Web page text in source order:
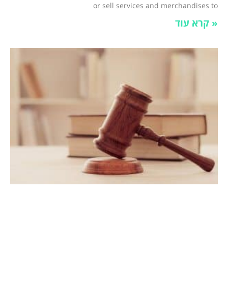
or sell services and merchandises to
קרא עוד »